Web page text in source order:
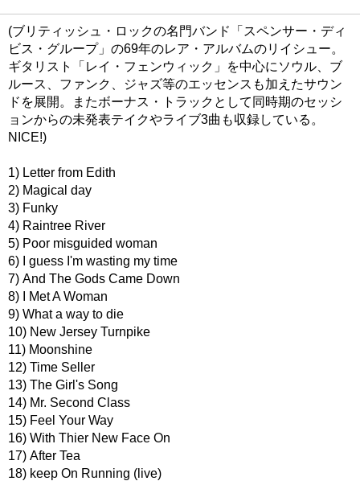
(ブリティッシュ・ロックの名門バンド「スペンサー・ディ
ビス・グループ」の69年のレア・アルバムのリイシュー。
ギタリスト「レイ・フェンウィック」を中心にソウル、ブ
ルース、ファンク、ジャズ等のエッセンスも加えたサウン
ドを展開。またボーナス・トラックとして同時期のセッシ
ョンからの未発表テイクやライブ3曲も収録している。
NICE!)
1) Letter from Edith
2) Magical day
3) Funky
4) Raintree River
5) Poor misguided woman
6) I guess I'm wasting my time
7) And The Gods Came Down
8) I Met A Woman
9) What a way to die
10) New Jersey Turnpike
11) Moonshine
12) Time Seller
13) The Girl's Song
14) Mr. Second Class
15) Feel Your Way
16) With Thier New Face On
17) After Tea
18) keep On Running (live)